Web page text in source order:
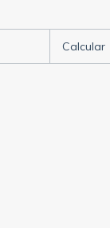
Calcular